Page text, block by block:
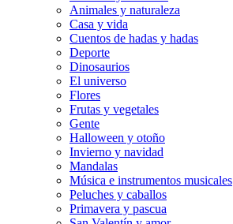
Animales y naturaleza
Casa y vida
Cuentos de hadas y hadas
Deporte
Dinosaurios
El universo
Flores
Frutas y vegetales
Gente
Halloween y otoño
Invierno y navidad
Mandalas
Música e instrumentos musicales
Peluches y caballos
Primavera y pascua